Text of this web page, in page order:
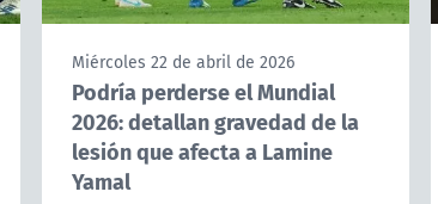
Miércoles 22 de abril de 2026
Podría perderse el Mundial
2026: detallan gravedad de la
lesión que afecta a Lamine
Yamal